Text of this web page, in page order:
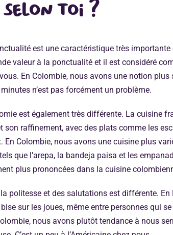
toi ?
est une caractéristique très importante
valeur à la ponctualité et il est considéré
En Colombie, nous avons une notion plus
n’est pas forcément un problème.
est également très différente. La cuisine
son raffinement, avec des plats comme les
En Colombie, nous avons une cuisine plus
que l’arepa, la bandeja paisa et les
plus prononcées dans la cuisine
politesse et des salutations est différente. En
sur les joues, même entre personnes qui
nous avons plutôt tendance à nous